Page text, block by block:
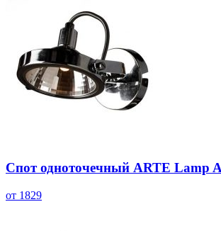
Спот одноточечный ARTE Lamp
от 1829